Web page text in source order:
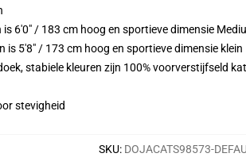
6'0" / 183 cm hoog en sportieve dimensie
is 5'8" / 173 cm hoog en sportieve dimensie klein
stabiele kleuren zijn 100% voorverstijfseld
stevigheid
SKU: DOJACATS98573-